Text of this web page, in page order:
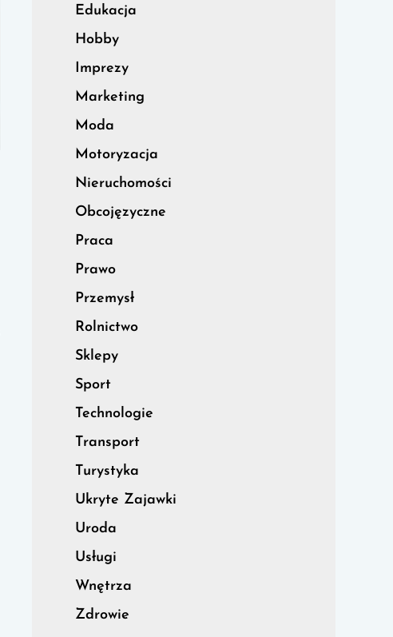
Edukacja
Hobby
Imprezy
Marketing
Moda
Motoryzacja
Nieruchomości
Obcojęzyczne
Praca
Prawo
Przemysł
Rolnictwo
Sklepy
Sport
Technologie
Transport
Turystyka
Ukryte Zajawki
Uroda
Usługi
Wnętrza
Zdrowie